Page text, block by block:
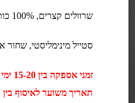
שרוולים קצרים, 100% כותנה נושמת וגזרה קלאסית ומחמיאה.
סטייל מינימליסטי, שחור
זמני אספקה בין 15-20 ימי עסקים
תאריך משוער לאיסוף בין ה - 01 ספטמבר ל - 11